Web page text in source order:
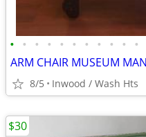
• • • • • • • • • • •
8/5 Inwood / Wash Hts
$30